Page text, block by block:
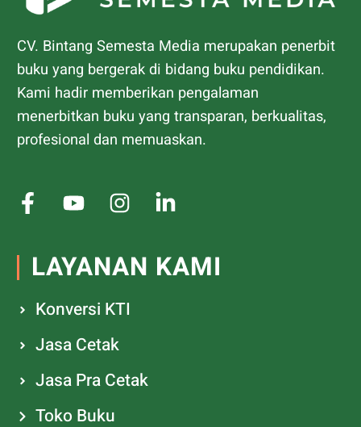
CV. Bintang Semesta Media merupakan penerbit
buku yang bergerak di bidang buku pendidikan.
Kami hadir memberikan pengalaman
menerbitkan buku yang transparan, berkualitas,
profesional dan memuaskan.
LAYANAN KAMI
Konversi KTI
Jasa Cetak
Jasa Pra Cetak
Toko Buku